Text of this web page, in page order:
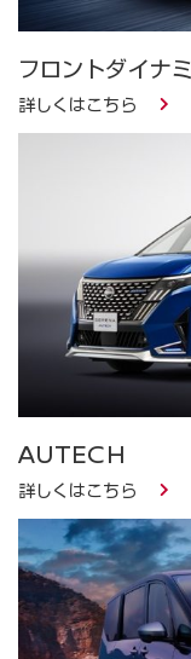
フロントダイナ
詳しくはこちら
AUTECH
詳しくはこちら